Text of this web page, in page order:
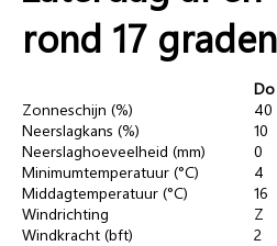
rond 17
Do
Zonneschijn (%)
40
Neerslagkans (%)
10
Neerslaghoeveelheid (mm)
0
Minimumtemperatuur (°C)
4
Middagtemperatuur (°C)
16
Windrichting
Z
Windkracht (bft)
2